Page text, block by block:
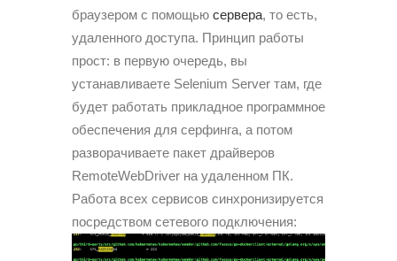
браузером с помощью сервера, то есть,
удаленного доступа. Принцип работы
прост: в первую очередь, вы
устанавливаете Selenium Server там, где
будет работать прикладное программное
обеспечения для серфинга, а потом
разворачиваете пакет драйверов
RemoteWebDriver на удаленном ПК.
Работа всех сервисов синхронизируется
посредством сетевого подключения: